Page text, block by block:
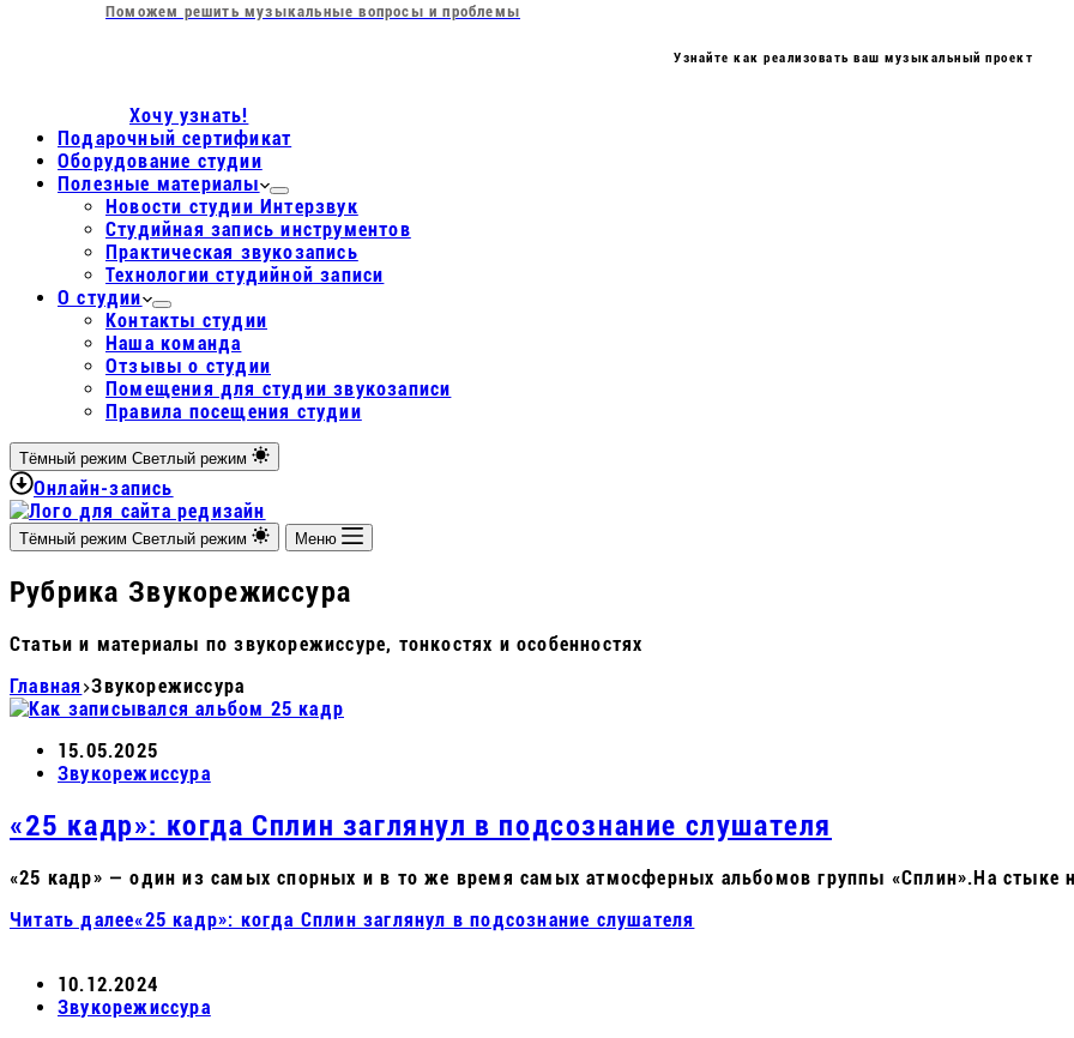
Поможем решить музыкальные вопросы и проблемы
Узнайте как реализовать ваш музыкальный проект
Хочу узнать!
Подарочный сертификат
Оборудование студии
Полезные материалы
Новости студии Интерзвук
Студийная запись инструментов
Практическая звукозапись
Технологии студийной записи
О студии
Контакты студии
Наша команда
Отзывы о студии
Помещения для студии звукозаписи
Правила посещения студии
Тёмный режим Светлый режим
Онлайн-запись
Тёмный режим Светлый режим Меню
Рубрика Звукорежиссура
Статьи и материалы по звукорежиссуре, тонкостях и особенностях
Главная Звукорежиссура
15.05.2025
Звукорежиссура
«25 кадр»: когда Сплин заглянул в подсознание слушателя
«25 кадр» — один из самых спорных и в то же время самых атмосферных альбомов группы «Сплин».На стыке
Читать далее«25 кадр»: когда Сплин заглянул в подсознание слушателя
10.12.2024
Звукорежиссура